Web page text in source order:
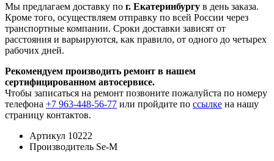
Мы предлагаем доставку по г. Екатеринбургу в день заказа.
Кроме того, осуществляем отправку по всей России через
транспортные компании. Сроки доставки зависят от
расстояния и варьируются, как правило, от одного до четырех
рабочих дней.
Рекомендуем производить ремонт в нашем
сертифицированном автосервисе.
Чтобы записаться на ремонт позвоните пожалуйста по номеру
телефона +7 963-448-56-77 или пройдите по ссылке на нашу
страницу контактов.
Артикул 10222
Производитель Se-M